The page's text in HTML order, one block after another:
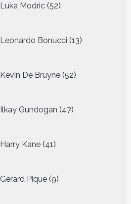
Luka Modric 52
producten
Leonardo Bonucci 13
producten
Kevin De Bruyne 52
producten
Ilkay Gundogan 47
producten
Harry Kane 41
producten
Gerard Pique 9
producten